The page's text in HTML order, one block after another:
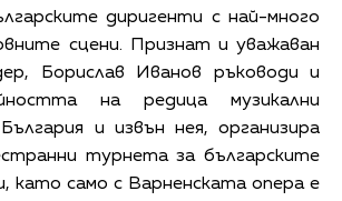
диригенти с най-много
сцени. Признат и уважаван
Борислав Иванов ръководи и
на редица музикални
и извън нея, организира
турнета за българските
като само с Варненската опера е